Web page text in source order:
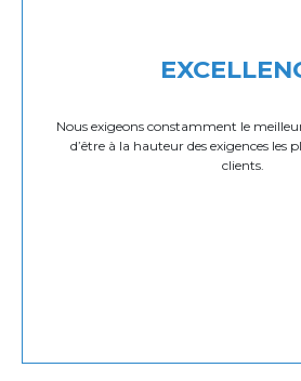
Nous exigeons constamment le
d’être à la hauteur des exigences les
clients.